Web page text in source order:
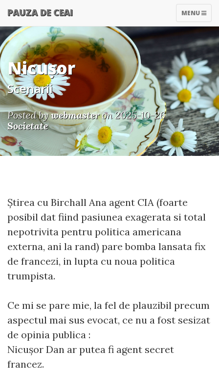
TOGGLE
MENU
PAUZA DE CEAI
Nicușor
Scenarii
Posted bywebmasteron 2025-10-26
Societate
Știrea cu Birchall Ana agent CIA (foarte
posibil dat fiind pasiunea exagerata si total
nepotrivita pentru politica americana
externa, ani la rand) pare bomba lansata fix
de francezi, in lupta cu noua politica
trumpista.
Ce mi se pare mie, la fel de plauzibil precum
aspectul mai sus evocat, ce nu a fost sesizat
de opinia publica :
Nicușor Dan ar putea fi agent secret
francez.